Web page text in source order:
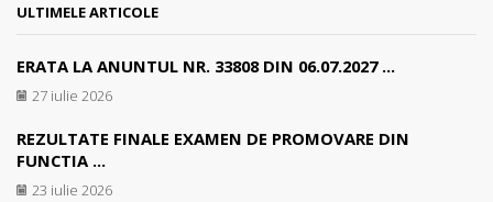
ULTIMELE ARTICOLE
ERATA LA ANUNTUL NR. 33808 DIN 06.07.2027 ...
27 iulie 2026
REZULTATE FINALE EXAMEN DE PROMOVARE DIN
FUNCTIA ...
23 iulie 2026